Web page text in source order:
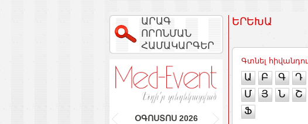
ԱՐԱԳ
ՈՐՈՆՄԱՆ
ՀԱՄԱԿԱՐԳԵՐ
ՕԳՈՍՏՈՍ 2026
ԵՐԵԽԱ
Գտնել
Ա Բ Գ Դ
Մ
Յ Ն Շ
Ֆ